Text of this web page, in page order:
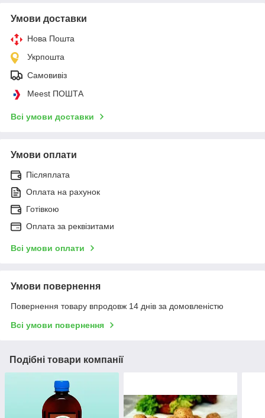
Умови доставки
Нова Пошта
Укрпошта
Самовивіз
Meest ПОШТА
Всі умови доставки
Умови оплати
Післяплата
Оплата на рахунок
Готівкою
Оплата за реквізитами
Всі умови оплати
Умови повернення
Повернення товару впродовж 14 днів за домовленістю
Всі умови повернення
Подібні товари компанії